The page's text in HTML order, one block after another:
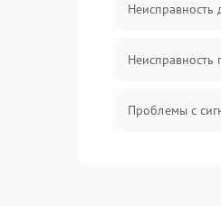
Неисправность
Неисправность
Проблемы с